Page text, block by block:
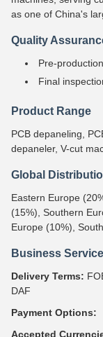
as one of China's
Quality
Pre-
Final
Product Range
PCB depaneling,
depaneler, V-cut
Global
Eastern Europe
(15%), Southern
Europe (10%),
Business
Delivery Terms:
DAF
Payment Options:
Accepted